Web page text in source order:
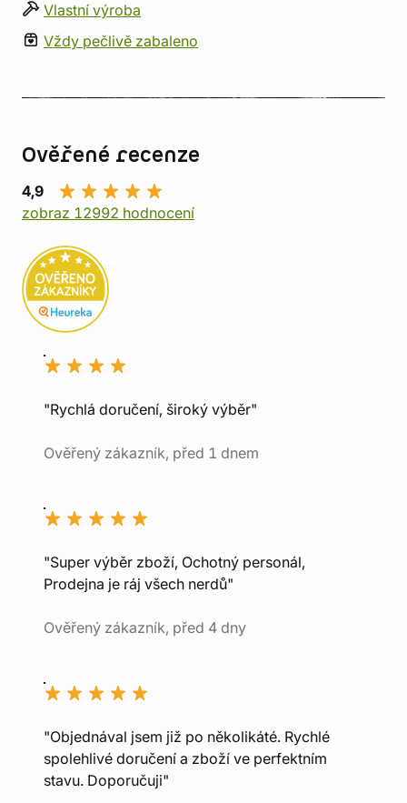
Vlastní výroba
Vždy pečlivě zabaleno
Ověřené recenze
4,9
zobraz 12992 hodnocení
"Rychlá doručení, široký výběr"
Ověřený zákazník, před 1 dnem
"Super výběr zboží, Ochotný personál,
Prodejna je ráj všech nerdů"
Ověřený zákazník, před 4 dny
"Objednával jsem již po několikáté. Rychlé
spolehlivé doručení a zboží ve perfektním
stavu. Doporučuji"